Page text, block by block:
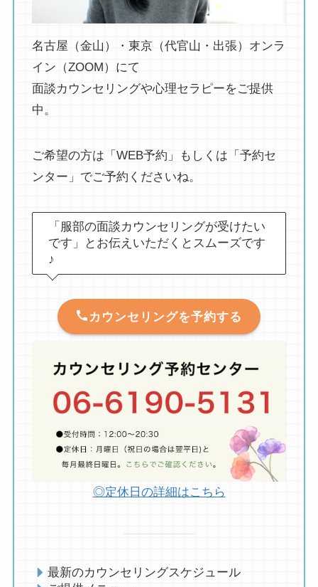
名古屋（金山）・東京（代官山・出張）オンラ
イン（ZOOM）にて
面談カウンセリングや心理セラピーをご提供
中。
ご希望の方は「WEB予約」もしくは「予約セ
ンター」でご予約くださいね。
「服部の面談カウンセリングが受けたい
です」とお伝えいただくとスムーズです
♪
カウンセリングを予約する
◎定休日の詳細はこちら
最新のカウンセリングスケジュール